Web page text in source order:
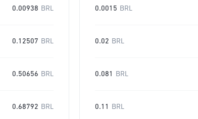
0.00938 BRL
0.12507 BRL
0.50656 BRL
0.68792 BRL
0.0015 BRL
0.02 BRL
0.081 BRL
0.11 BRL